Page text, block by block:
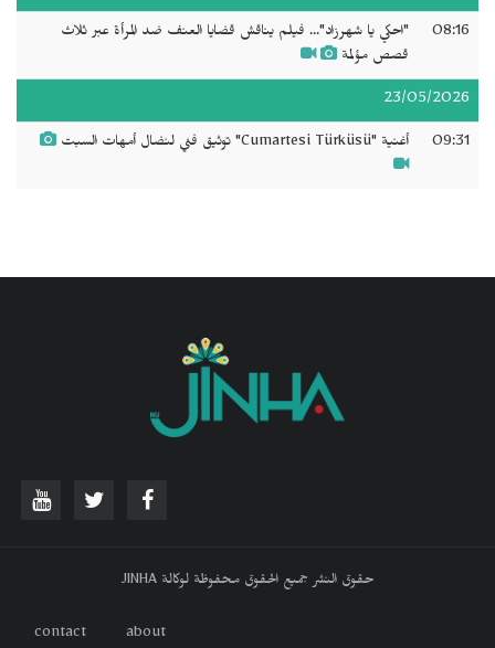
08:16
"احكي يا شهرزاد"... فيلم يناقش قضايا العنف ضد المرأة عبر ثلاث
قصص مؤلمة
23/05/2026
09:31 أغنية "Cumartesi Türküsü" توثيق فني لنضال أمهات السبت
حقوق النشر جميع الحقوق محفوظة لوكالة JINHA
about
contact